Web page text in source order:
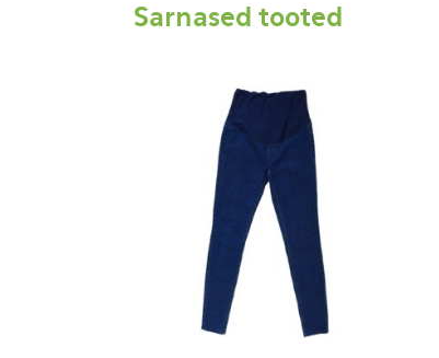
Sarnased tooted